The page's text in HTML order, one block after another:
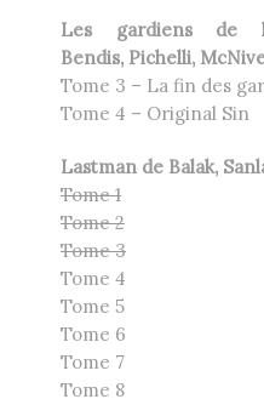
Les gardiens de
Bendis, Pichelli,
Tome 3 – La fin des
Tome 4 – Original Sin
Lastman de Balak,
Tome 1
Tome 2
Tome 3
Tome 4
Tome 5
Tome 6
Tome 7
Tome 8